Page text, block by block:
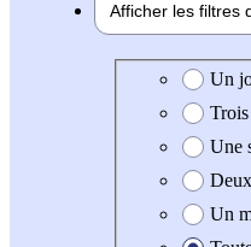
Afficher les filtres
Date de
Un
Une
Un